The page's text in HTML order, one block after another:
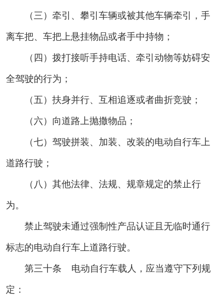
（三）牵引、攀引车辆或被其他车辆牵引，手
离车把、车把上悬挂物品或者手中持物；
（四）拨打接听手持电话、牵引动物等妨碍安
全驾驶的行为；
（五）扶身并行、互相追逐或者曲折竞驶；
（六）向道路上抛撒物品；
（七）驾驶拼装、加装、改装的电动自行车上
道路行驶；
（八）其他法律、法规、规章规定的禁止行
为。
禁止驾驶未通过强制性产品认证且无临时通行
标志的电动自行车上道路行驶。
第三十条 电动自行车载人，应当遵守下列规
定：